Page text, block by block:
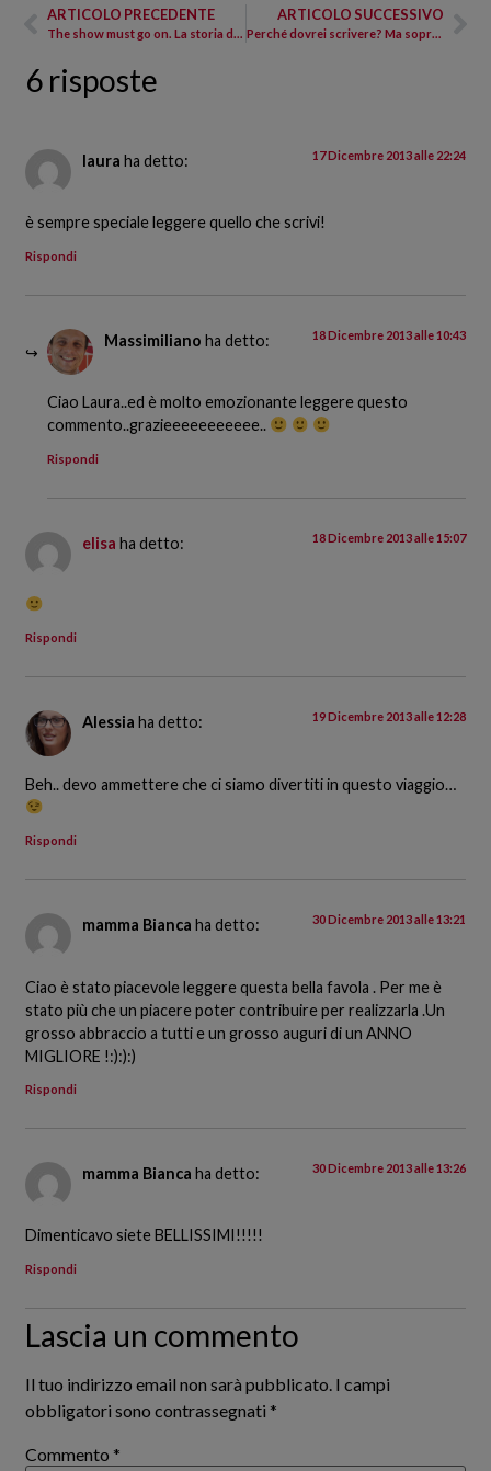
ARTICOLO PRECEDENTE
The show must go on. La storia di Elisa
ARTICOLO SUCCESSIVO
Perché dovrei scrivere? Ma soprattutto per chi? Ve lo dico con “parole mie”
6 risposte
laura ha detto: 17 Dicembre 2013 alle 22:24
è sempre speciale leggere quello che scrivi!
Rispondi
Massimiliano ha detto: 18 Dicembre 2013 alle 10:43
Ciao Laura..ed è molto emozionante leggere questo
commento..grazieeeeeeeeeee..
Rispondi
elisa ha detto: 18 Dicembre 2013 alle 15:07
Rispondi
Alessia ha detto: 19 Dicembre 2013 alle 12:28
Beh.. devo ammettere che ci siamo divertiti in questo viaggio…
Rispondi
mamma Bianca ha detto: 30 Dicembre 2013 alle 13:21
Ciao è stato piacevole leggere questa bella favola . Per me è
stato più che un piacere poter contribuire per realizzarla .Un
grosso abbraccio a tutti e un grosso auguri di un ANNO
MIGLIORE !:):):)
Rispondi
mamma Bianca ha detto: 30 Dicembre 2013 alle 13:26
Dimenticavo siete BELLISSIMI!!!!!
Rispondi
Lascia un commento
Il tuo indirizzo email non sarà pubblicato. I campi
obbligatori sono contrassegnati *
Commento *